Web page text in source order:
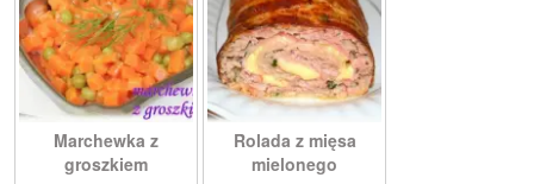
Marchewka z
groszkiem
Rolada z mięsa
mielonego